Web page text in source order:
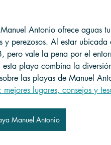
Antonio ofrece aguas
perezosos. Al estar ubicada
pero vale la pena por el
playa combina la
las playas de Manuel
lugares, consejos y
Manuel Antonio